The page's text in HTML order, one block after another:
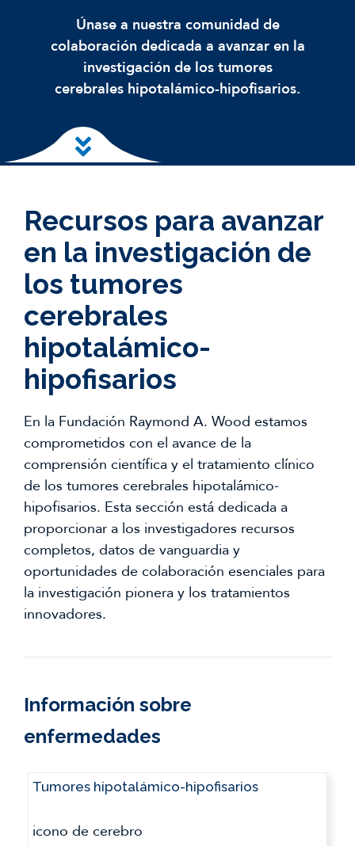
Únase a nuestra comunidad de
colaboración dedicada a avanzar en la
investigación de los tumores
cerebrales hipotalámico-hipofisarios.
Ir al contenido principal
Recursos para avanzar
en la investigación de
los tumores
cerebrales
hipotalámico-
hipofisarios
En la Fundación Raymond A. Wood estamos
comprometidos con el avance de la
comprensión científica y el tratamiento clínico
de los tumores cerebrales hipotalámico-
hipofisarios. Esta sección está dedicada a
proporcionar a los investigadores recursos
completos, datos de vanguardia y
oportunidades de colaboración esenciales para
la investigación pionera y los tratamientos
innovadores.
Información sobre
enfermedades
Tumores hipotalámico-hipofisarios